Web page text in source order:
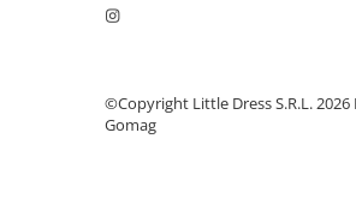
©Copyright Little Dress S.R.L. 2026
Gomag